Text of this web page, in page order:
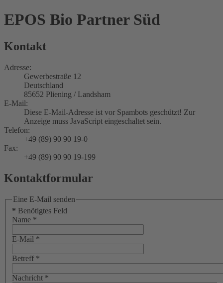
EPOS Bio Partner Süd
Kontakt
Adresse:
Gewerbestraße 12
Deutschland
85652 Pliening / Landsham
E-Mail:
Diese E-Mail-Adresse ist vor Spambots geschützt! Zur
Anzeige muss JavaScript eingeschaltet sein.
Telefon:
+49 (89) 90 90 19-0
Fax:
+49 (89) 90 90 19-199
Kontaktformular
Eine E-Mail senden
* Benötigtes Feld
Name *
E-Mail *
Betreff *
Nachricht *